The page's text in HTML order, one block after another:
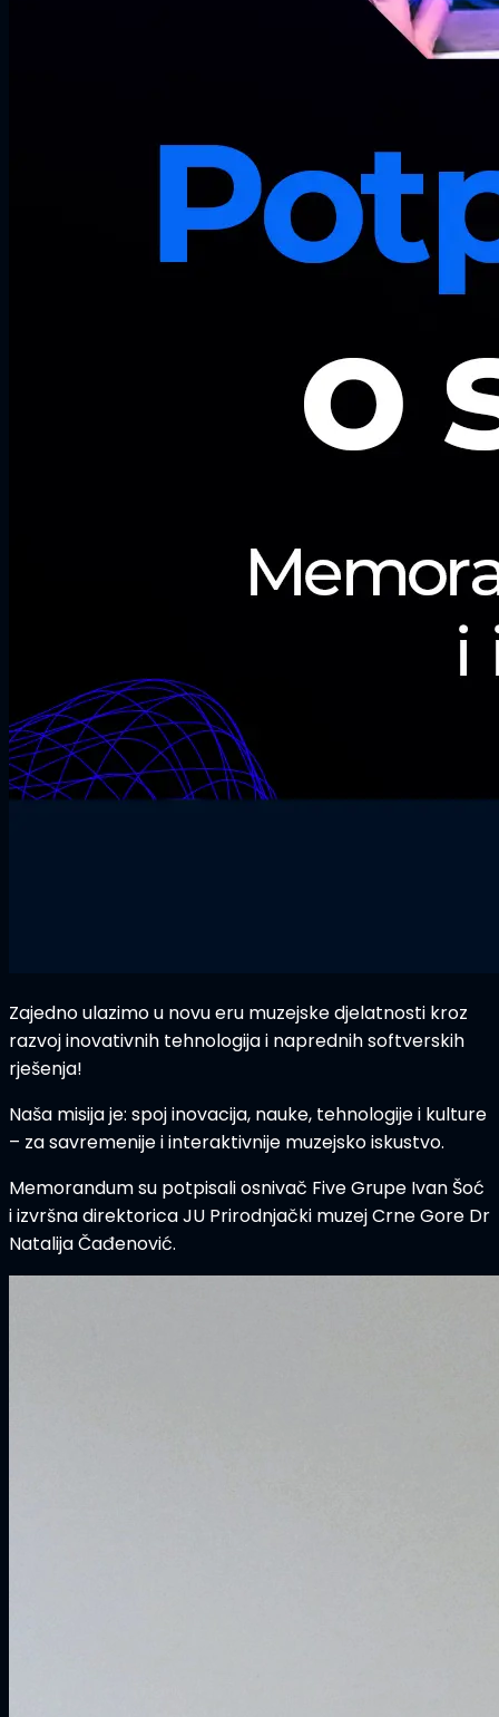
Zajedno ulazimo u novu eru muzejske djelatnosti kroz
razvoj inovativnih tehnologija i naprednih softverskih
rješenja!
Naša misija je: spoj inovacija, nauke, tehnologije i kulture
– za savremenije i interaktivnije muzejsko iskustvo.
Memorandum su potpisali osnivač Five Grupe Ivan Šoć
i izvršna direktorica JU Prirodnjački muzej Crne Gore Dr
Natalija Čađenović.